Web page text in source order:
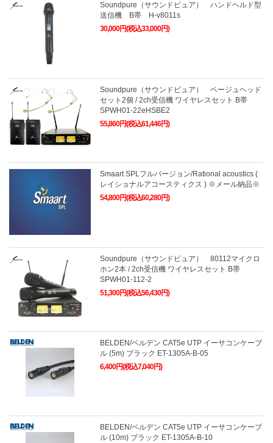
Soundpure（サウンドピュア） ハンドヘルド型
送信機 B帯 H-v8011s
30,000円(税込33,000円)
Soundpure（サウンドピュア） ベージュヘッド
セット2個 / 2ch受信機 ワイヤレスセット B帯
SPWH01-22eHSBE2
55,860円(税込61,446円)
Smaart SPLフルバージョン/Rational acoustics (
レイショナルアコースティクス ) ※メール納品※
54,800円(税込60,280円)
Soundpure（サウンドピュア） 80112マイクロ
ホン2本 / 2ch受信機 ワイヤレスセット B帯
SPWH01-112-2
51,300円(税込56,430円)
BELDEN/ベルデン CAT5e UTP イーサコンケーブ
ル (5m) ブラック ET-1305A-B-05
6,400円(税込7,040円)
BELDEN/ベルデン CAT5e UTP イーサコンケーブ
ル (10m) ブラック ET-1305A-B-10